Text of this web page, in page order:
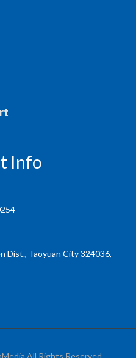
Info
Dist., Taoyuan City 324036,
All Rights Reserved.